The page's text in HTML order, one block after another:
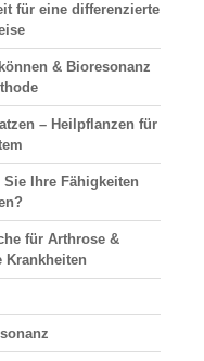
für eine differenzierte
& Bioresonanz
– Heilpflanzen für
Ihre Fähigkeiten
für Arthrose &
Krankheiten